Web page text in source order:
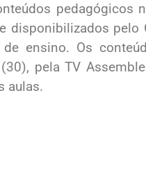
pedagógicos
disponibilizados pelo
de ensino. Os
pela TV
aulas.